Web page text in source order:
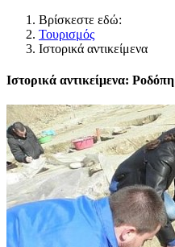
Βρίσκεστε εδώ:
Τουρισμός
Ιστορικά αντικείμενα
Ιστορικά αντικείμενα: Ροδόπη